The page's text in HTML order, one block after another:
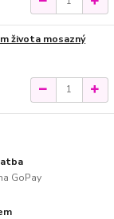
života mosazný
GoPay